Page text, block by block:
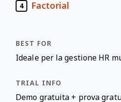
4 Factorial
Ideale per la gestione HR
Demo gratuita + prova